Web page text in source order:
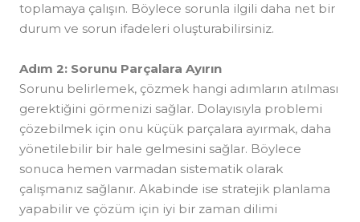
toplamaya çalışın. Böylece sorunla ilgili daha net bir
durum ve sorun ifadeleri oluşturabilirsiniz.
Adım 2: Sorunu Parçalara Ayırın
Sorunu belirlemek, çözmek hangi adımların atılması
gerektiğini görmenizi sağlar. Dolayısıyla problemi
çözebilmek için onu küçük parçalara ayırmak, daha
yönetilebilir bir hale gelmesini sağlar. Böylece
sonuca hemen varmadan sistematik olarak
çalışmanız sağlanır. Akabinde ise stratejik planlama
yapabilir ve çözüm için iyi bir zaman dilimi